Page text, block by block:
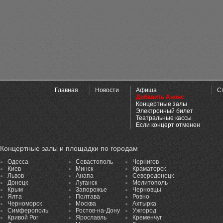
Главная Новости
Афиша
Добавить Анонс
Концертные залы
Электронный билет
Театральные кассы
Если концерт отменен
Концертные залы и площадки по городам
Одесса
Киев
Львов
Донецк
Крым
Ялта
Черноморск
Симферополь
Кривой Рог
Севастополь
Минск
Анапа
Луганск
Запорожье
Полтава
Москва
Ростов-на-Дону
Ярославль
Чернигов
Краматорск
Северодонецк
Мелитополь
Черновцы
Ровно
Ахтырка
Ужгород
Кременчуг